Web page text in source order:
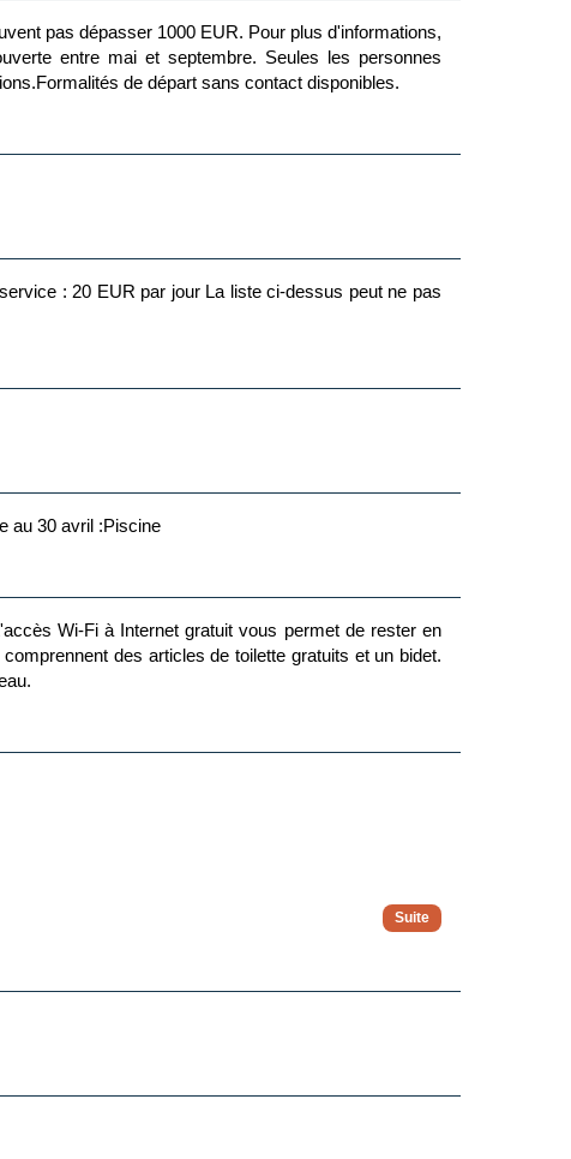
pas dépasser 1000 EUR. Pour plus d'informations,
septembre. Seules les personnes
de départ sans contact disponibles.
La liste ci-dessus peut ne pas
au 30 avril :Piscine
Wi-Fi à Internet gratuit vous permet de rester en
des articles de toilette gratuits et un bidet.